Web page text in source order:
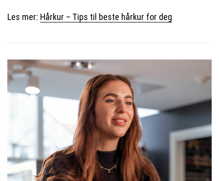
Les mer: Hårkur – Tips til beste hårkur for deg